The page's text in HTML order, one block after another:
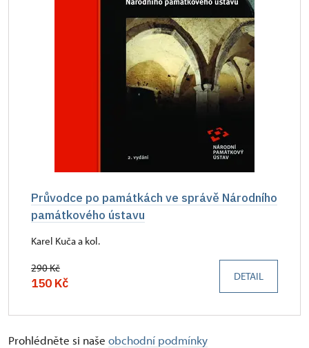
Průvodce po památkách ve správě Národního
památkového ústavu
Karel Kuča a kol.
290 Kč
150 Kč DETAIL
Prohlédněte si naše obchodní podmínky